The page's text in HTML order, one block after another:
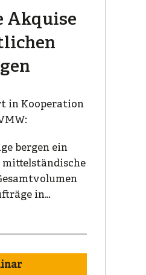
Akquise
in Kooperation
bergen ein
in…